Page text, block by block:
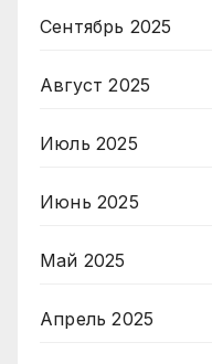
Сентябрь 2025
Август 2025
Июль 2025
Июнь 2025
Май 2025
Апрель 2025